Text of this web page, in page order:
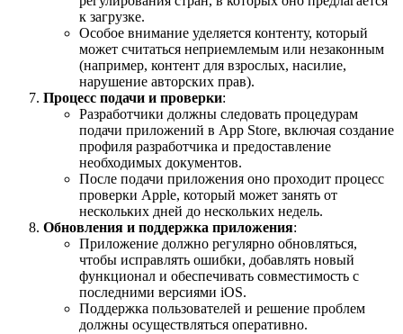
к загрузке.
Особое внимание уделяется контенту, который
может считаться неприемлемым или незаконным
(например, контент для взрослых, насилие,
нарушение авторских прав).
Процесс подачи и проверки:
Разработчики должны следовать процедурам
подачи приложений в App Store, включая создание
профиля разработчика и предоставление
необходимых документов.
После подачи приложения оно проходит процесс
проверки Apple, который может занять от
нескольких дней до нескольких недель.
Обновления и поддержка приложения:
Приложение должно регулярно обновляться,
чтобы исправлять ошибки, добавлять новый
функционал и обеспечивать совместимость с
последними версиями iOS.
Поддержка пользователей и решение проблем
должны осуществляться оперативно.